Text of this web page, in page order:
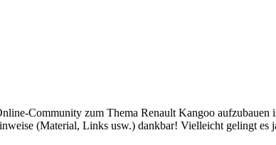
Community zum Thema Renault Kangoo aufzubauen
(Material, Links usw.) dankbar! Vielleicht gelingt es